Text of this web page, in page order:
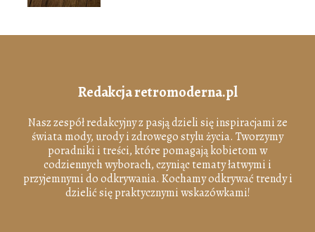
Redakcja retromoderna.pl
Nasz zespół redakcyjny z pasją dzieli się inspiracjami ze
świata mody, urody i zdrowego stylu życia. Tworzymy
poradniki i treści, które pomagają kobietom w
codziennych wyborach, czyniąc tematy łatwymi i
przyjemnymi do odkrywania. Kochamy odkrywać trendy i
dzielić się praktycznymi wskazówkami!